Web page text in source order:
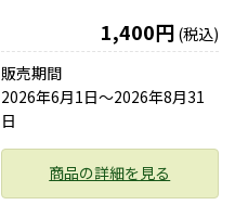
1,400円 (税込)
販売期間
2026年6月1日〜2026年8月31
日
商品の詳細を見る